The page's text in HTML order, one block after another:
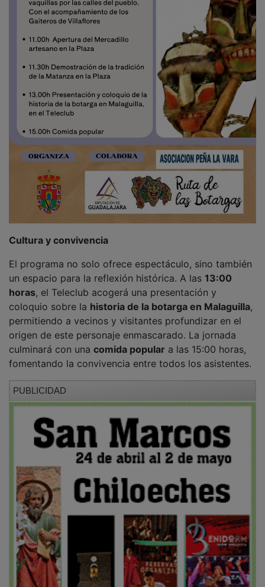
un espacio para la reflexión histórica. A las13:00
horas, el Teleclub acogerá una presentación y
coloquio sobre la historia de la botarga en Malaguilla
permitiendo a vecinos y visitantes profundizar en el
origen de este personaje enmascarado. La jornada
culminará con unacomida popular a las 15:00 horas,
fomentando la convivencia entre todos los asistentes.